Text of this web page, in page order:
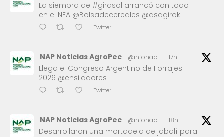
La siembra de #girasol arrancó con todo
en el NEA @Bolsadecereales @asagirok
Twitter
NAP Noticias AgroPec @infonap · 17h
Llega el Congreso Argentino de Forrajes
2026 @ensiladores
Twitter
NAP Noticias AgroPec @infonap · 18h
Desarrollaron una mortadela de jabalí para